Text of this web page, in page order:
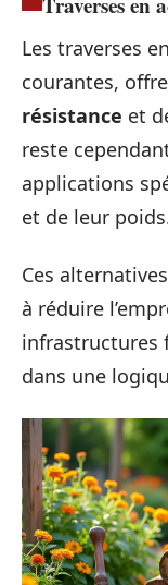
Les traverses
courantes,
résistance et
reste
applications
et de leur
Ces
à réduire
infrastructures
dans une